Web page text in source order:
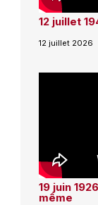
12 juillet
12 juillet 2026
19 juin
même